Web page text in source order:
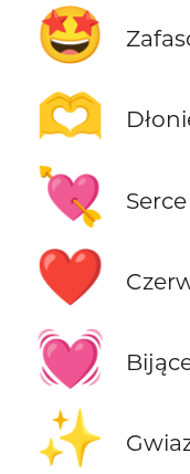
🤩
🫶
💘
❤️
💓
✨